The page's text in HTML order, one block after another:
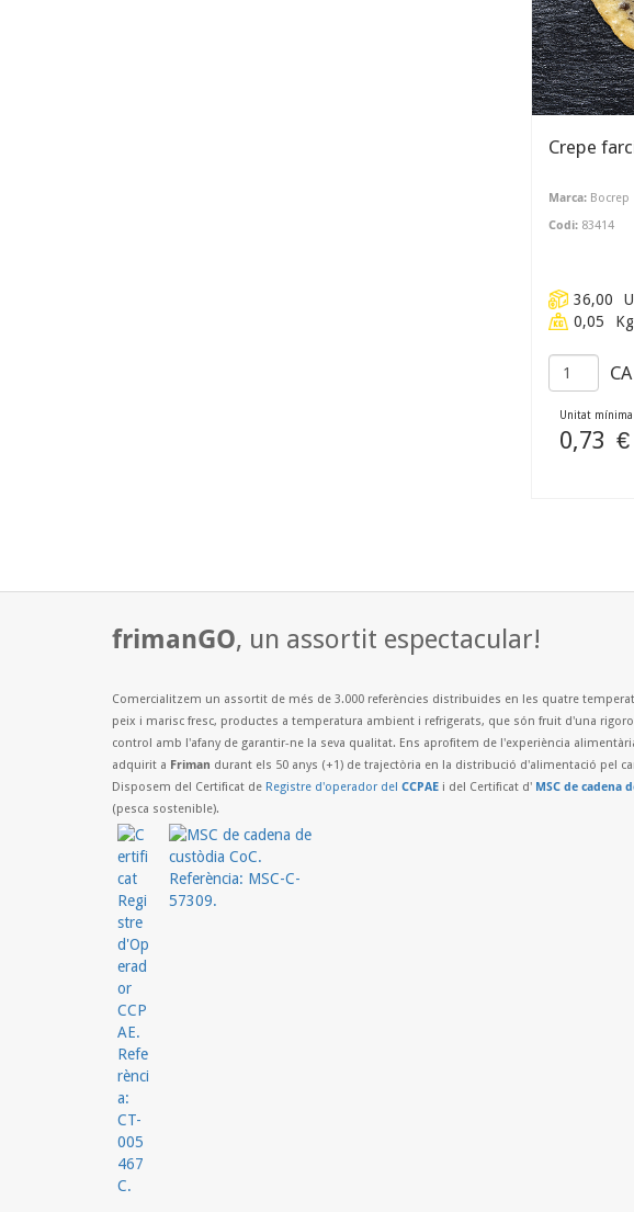
Crepe
Marca: Bocrep
Codi: 83414
36,00
0,05
CA
Unitat mínima
0,73
frimanGO, un assortit espectacular!
Comercialitzem un assortit de més de 3.000 referències distribuides en les quatre
peix i marisc fresc, productes a temperatura ambient i refrigerats, que són fruit d'una
control amb l'afany de garantir-ne la seva qualitat. Ens aprofitem de l'experiència
adquirit a Friman durant els 50 anys (+1) de trajectòria en la distribució d'alimentació pel
Disposem del Certificat de Registre d'operador del CCPAE i del Certificat d' MSC de cadena
(pesca sostenible).